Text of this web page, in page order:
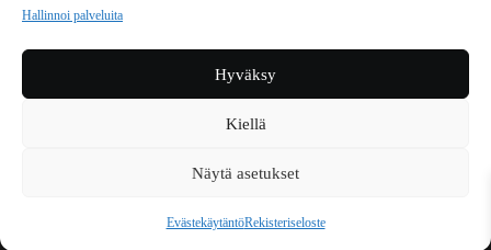
Hallinnoi palveluita
Hyväksy
Kiellä
Näytä asetukset
EvästekäytäntöRekisteriseloste
REKISTERISELOSTE
TILAUKSEN PERUUTUSPYYNTÖ
TILAUSOHJEET JA -EHDOT